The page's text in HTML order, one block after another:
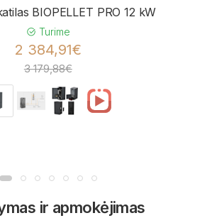
BIOPELLET PRO 12 kW
Turime
2 384,91€
3 179,88€
ir apmokėjimas